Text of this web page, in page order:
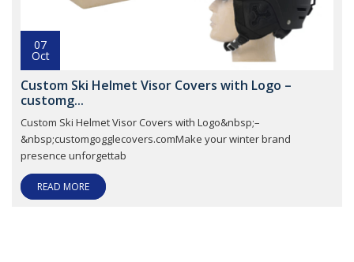
07
Oct
Custom Ski Helmet Visor Covers with Logo –
customg...
Custom Ski Helmet Visor Covers with Logo&nbsp;–
&nbsp;customgogglecovers.comMake your winter brand
presence unforgettab
READ MORE